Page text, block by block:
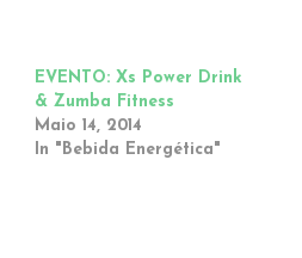
EVENTO: Xs Power Drink
& Zumba Fitness
Maio 14, 2014
In "Bebida Energética"